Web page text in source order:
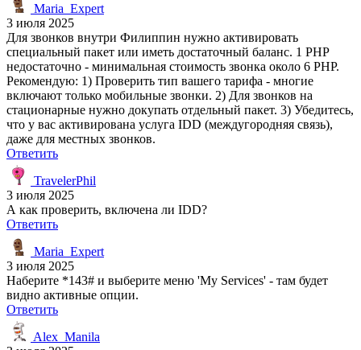
Maria_Expert
3 июля 2025
Для звонков внутри Филиппин нужно активировать
специальный пакет или иметь достаточный баланс. 1 PHP
недостаточно - минимальная стоимость звонка около 6 PHP.
Рекомендую: 1) Проверить тип вашего тарифа - многие
включают только мобильные звонки. 2) Для звонков на
стационарные нужно докупать отдельный пакет. 3) Убедитесь,
что у вас активирована услуга IDD (междугородняя связь),
даже для местных звонков.
Ответить
TravelerPhil
3 июля 2025
А как проверить, включена ли IDD?
Ответить
Maria_Expert
3 июля 2025
Наберите *143# и выберите меню 'My Services' - там будет
видно активные опции.
Ответить
Alex_Manila